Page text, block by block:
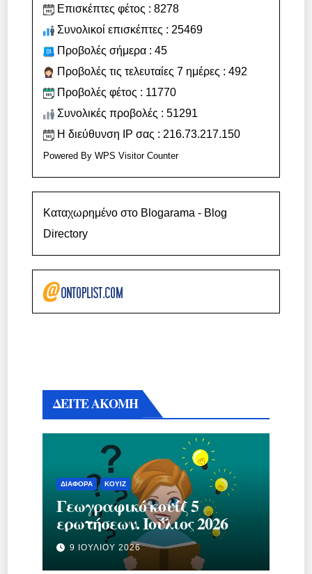
Επισκέπτες φέτος : 8278
Συνολικοί επισκέπτες : 25469
Προβολές σήμερα : 45
Προβολές τις τελευταίες 7 ημέρες : 492
Προβολές φέτος : 11770
Συνολικές προβολές : 51291
Η διεύθυνση IP σας : 216.73.217.150
Powered ByWPS Visitor Counter
Καταχωρημένο στο Blogarama - Blog
Directory
ΔΕΙΤΕ ΑΚΟΜΗ
ΔΙΆΦΟΡΑ ΚΟΥΊΖ
Γεωγραφικό κουίζ 5
ερωτήσεων. Ιούλιος 2026
9 ΙΟΥΛΊΟΥ 2026